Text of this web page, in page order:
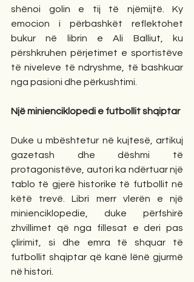
shënoi golin e tij të njëmijtë. Ky
emocion i përbashkët reflektohet
bukur në librin e Ali Balliut, ku
përshkruhen përjetimet e sportistëve
të niveleve të ndryshme, të bashkuar
nga pasioni dhe përkushtimi.
Një minienciklopedi e futbollit shqiptar
Duke u mbështetur në kujtesë, artikuj
gazetash dhe dëshmi të
protagonistëve, autori ka ndërtuar një
tablo të gjerë historike të futbollit në
këtë trevë. Libri merr vlerën e një
minienciklopedie, duke përfshirë
zhvillimet që nga fillesat e deri pas
çlirimit, si dhe emra të shquar të
futbollit shqiptar që kanë lënë gjurmë
në histori.